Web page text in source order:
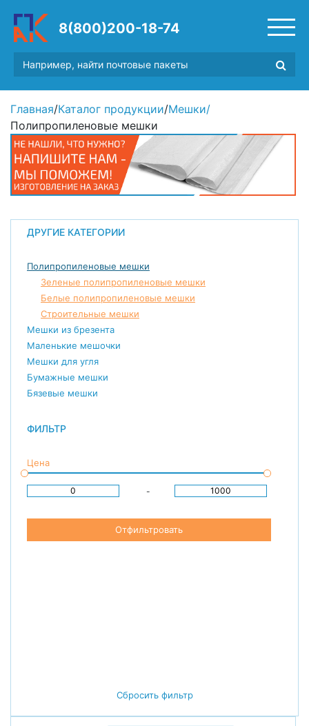
8(800)200-18-74
Главная/Каталог продукции/Мешки/
Полипропиленовые мешки
ДРУГИЕ КАТЕГОРИИ
Полипропиленовые мешки
Зеленые полипропиленовые мешки
Белые полипропиленовые мешки
Строительные мешки
Мешки из брезента
Маленькие мешочки
Мешки для угля
Бумажные мешки
Бязевые мешки
ФИЛЬТР
Цена
-
Отфильтровать
Сбросить фильтр